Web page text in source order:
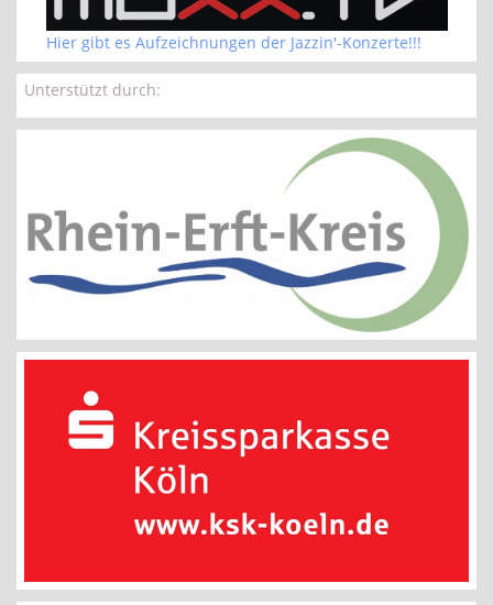
Hier gibt es Aufzeichnungen der Jazzin'-Konzerte!!!
Unterstützt durch: